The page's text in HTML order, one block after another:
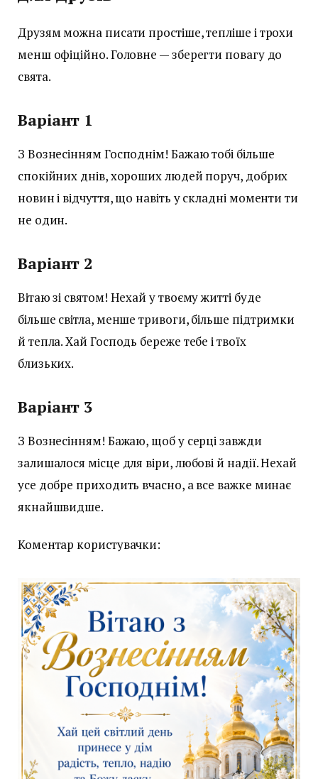
Друзям можна писати простіше, тепліше і трохи
менш офіційно. Головне — зберегти повагу до
свята.
Варіант 1
З Вознесінням Господнім! Бажаю тобі більше
спокійних днів, хороших людей поруч, добрих
новин і відчуття, що навіть у складні моменти ти
не один.
Варіант 2
Вітаю зі святом! Нехай у твоєму житті буде
більше світла, менше тривоги, більше підтримки
й тепла. Хай Господь береже тебе і твоїх
близьких.
Варіант 3
З Вознесінням! Бажаю, щоб у серці завжди
залишалося місце для віри, любові й надії. Нехай
усе добре приходить вчасно, а все важке минає
якнайшвидше.
Коментар користувачки: